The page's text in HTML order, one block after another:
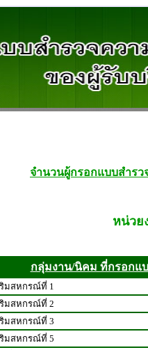
จำนวนผู้กรอกแบบสำร
หน่วย
กลุ่มงาน/นิคม ที่กรอกแ
มสหกรณ์ที่ 1
มสหกรณ์ที่ 2
มสหกรณ์ที่ 3
มสหกรณ์ที่ 5